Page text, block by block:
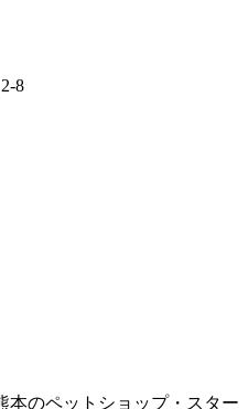
8
本のペットショップ・スター